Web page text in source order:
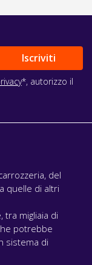
*, autorizzo il
del
quelle di altri
migliaia di
potrebbe
sistema di